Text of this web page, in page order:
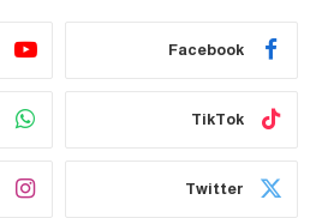
Facebook
TikTok
Twitter